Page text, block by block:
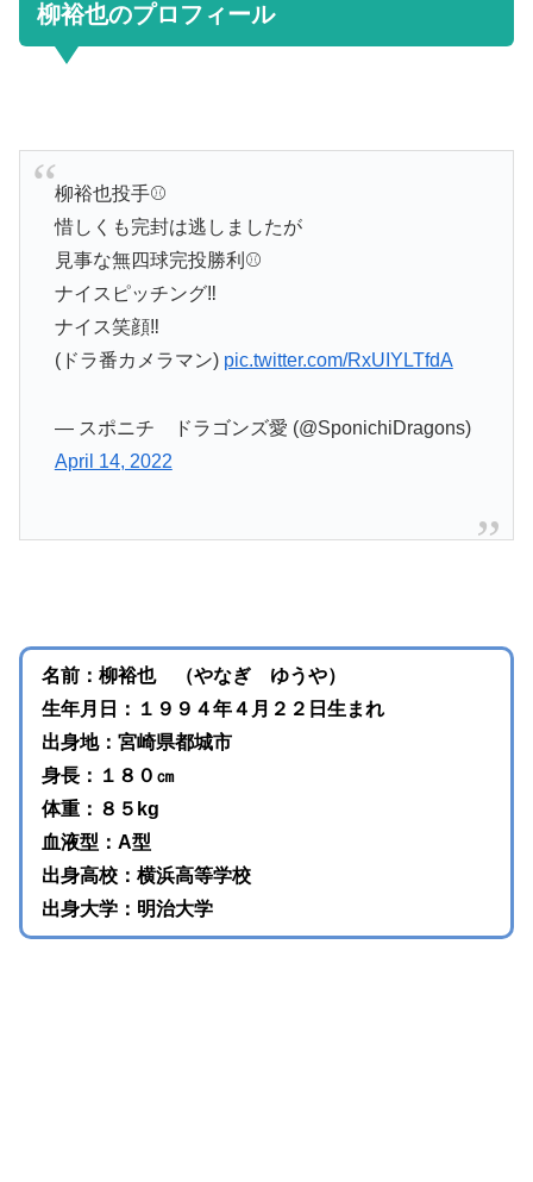
柳裕也のプロフィール
柳裕也投手⚾
惜しくも完封は逃しましたが
見事な無四球完投勝利⚾
ナイスピッチング‼️
ナイス笑顔‼️
(ドラ番カメラマン) pic.twitter.com/RxUIYLTfdA
— スポニチ ドラゴンズ愛 (@SponichiDragons)
April 14, 2022
名前：柳裕也 （やなぎ ゆうや）
生年月日：１９９４年４月２２日生まれ
出身地：宮崎県都城市
身長：１８０㎝
体重：８５kg
血液型：A型
出身高校：横浜高等学校
出身大学：明治大学